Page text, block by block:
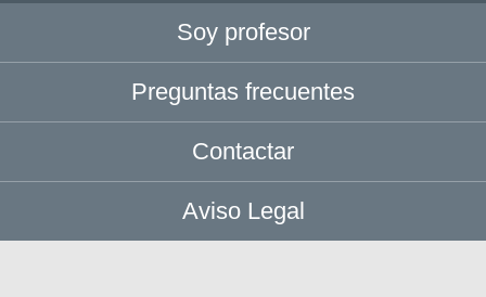
Soy profesor
Preguntas frecuentes
Contactar
Aviso Legal